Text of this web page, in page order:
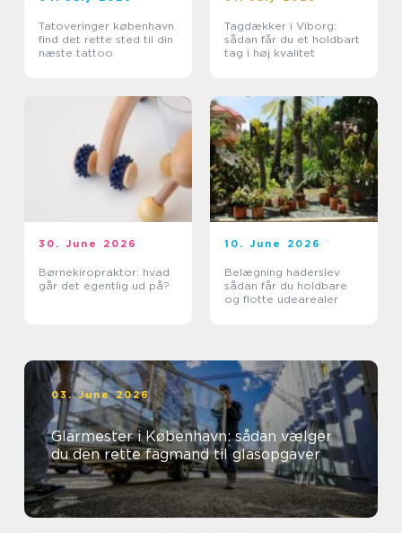
Tatoveringer københavn
find det rette sted til din
næste tattoo
Tagdækker i Viborg:
sådan får du et holdbart
tag i høj kvalitet
30. June 2026
Børnekiropraktor: hvad
går det egentlig ud på?
10. June 2026
Belægning haderslev
sådan får du holdbare
og flotte udearealer
03. June 2026
Glarmester i København: sådan vælger
du den rette fagmand til glasopgaver